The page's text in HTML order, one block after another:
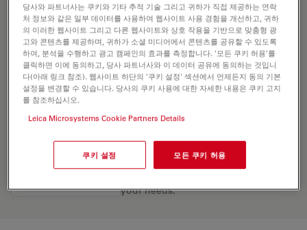
Microscope Objective HC APO L 20x/0,50
W DLS
견적 요청하기
Discover the perfect solution. Explore
Objective Finder
, compare
your needs.
당사와 파트너사는 쿠키와 기타 추적 기술 그리고 귀하가 직접 제공하는 연락
처 정보와 같은 일부 데이터를 사용하여 웹사이트 사용 경험을 개선하고, 귀하
의 이러한 웹사이트 그리고 다른 웹사이트와 상호 작용을 기반으로 맞춤형 광
고와 콘텐츠를 제공하며, 귀하가 소셜 미디어에서 콘텐츠를 공유할 수 있도록
하여, 분석을 수행하고 광고 캠페인의 효과를 측정합니다. '모든 쿠키 허용'를
클릭하면 이에 동의하고, 당사 파트너사와 이 데이터 공유에 동의하는 것입니
다(아래 링크 참조). 웹사이트 하단의 '쿠키 설정' 섹션에서 언제든지 동의 기본
설정을 변경할 수 있습니다. 당사의 쿠키 사용에 대한 자세한 내용은 쿠키 고지
를 참조하십시오.
Leica Microsystems Cookie Partners Details
쿠키 설정 모든 쿠키 허용